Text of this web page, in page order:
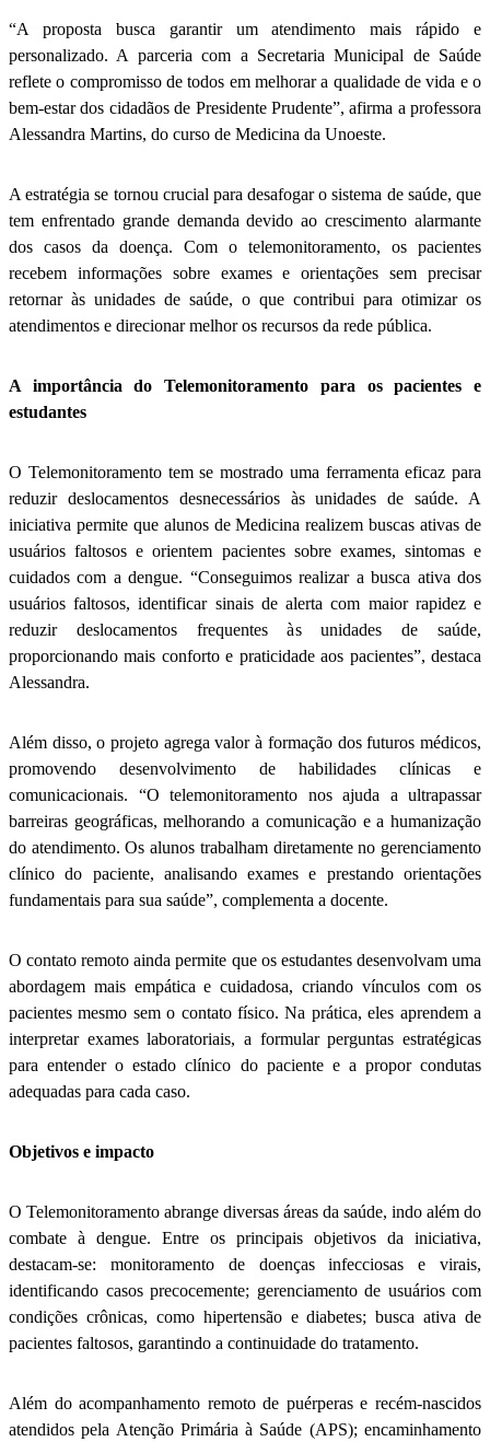
“A proposta busca garantir um atendimento mais rápido e
personalizado. A parceria com a Secretaria Municipal de Saúde
reflete o compromisso de todos em melhorar a qualidade de vida e o
bem-estar dos cidadãos de Presidente Prudente”, afirma a professora
Alessandra Martins, do curso de Medicina da Unoeste.
A estratégia se tornou crucial para desafogar o sistema de saúde, que
tem enfrentado grande demanda devido ao crescimento alarmante
dos casos da doença. Com o telemonitoramento, os pacientes
recebem informações sobre exames e orientações sem precisar
retornar às unidades de saúde, o que contribui para otimizar os
atendimentos e direcionar melhor os recursos da rede pública.
A importância do Telemonitoramento para os pacientes e
estudantes
O Telemonitoramento tem se mostrado uma ferramenta eficaz para
reduzir deslocamentos desnecessários às unidades de saúde. A
iniciativa permite que alunos de Medicina realizem buscas ativas de
usuários faltosos e orientem pacientes sobre exames, sintomas e
cuidados com a dengue. “Conseguimos realizar a busca ativa dos
usuários faltosos, identificar sinais de alerta com maior rapidez e
reduzir deslocamentos frequentes às unidades de saúde,
proporcionando mais conforto e praticidade aos pacientes”, destaca
Alessandra.
Além disso, o projeto agrega valor à formação dos futuros médicos,
promovendo desenvolvimento de habilidades clínicas e
comunicacionais. “O telemonitoramento nos ajuda a ultrapassar
barreiras geográficas, melhorando a comunicação e a humanização
do atendimento. Os alunos trabalham diretamente no gerenciamento
clínico do paciente, analisando exames e prestando orientações
fundamentais para sua saúde”, complementa a docente.
O contato remoto ainda permite que os estudantes desenvolvam uma
abordagem mais empática e cuidadosa, criando vínculos com os
pacientes mesmo sem o contato físico. Na prática, eles aprendem a
interpretar exames laboratoriais, a formular perguntas estratégicas
para entender o estado clínico do paciente e a propor condutas
adequadas para cada caso.
Objetivos e impacto
O Telemonitoramento abrange diversas áreas da saúde, indo além do
combate à dengue. Entre os principais objetivos da iniciativa,
destacam-se: monitoramento de doenças infecciosas e virais,
identificando casos precocemente; gerenciamento de usuários com
condições crônicas, como hipertensão e diabetes; busca ativa de
pacientes faltosos, garantindo a continuidade do tratamento.
Além do acompanhamento remoto de puérperas e recém-nascidos
atendidos pela Atenção Primária à Saúde (APS); encaminhamento